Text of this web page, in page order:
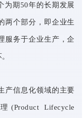
为期50年的长期发展
两个部分，即企业生
服务于企业生产，企
产信息化领域的主要
Lifecycle